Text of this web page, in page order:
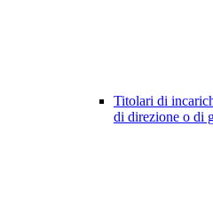
Titolari di
di direzione o di